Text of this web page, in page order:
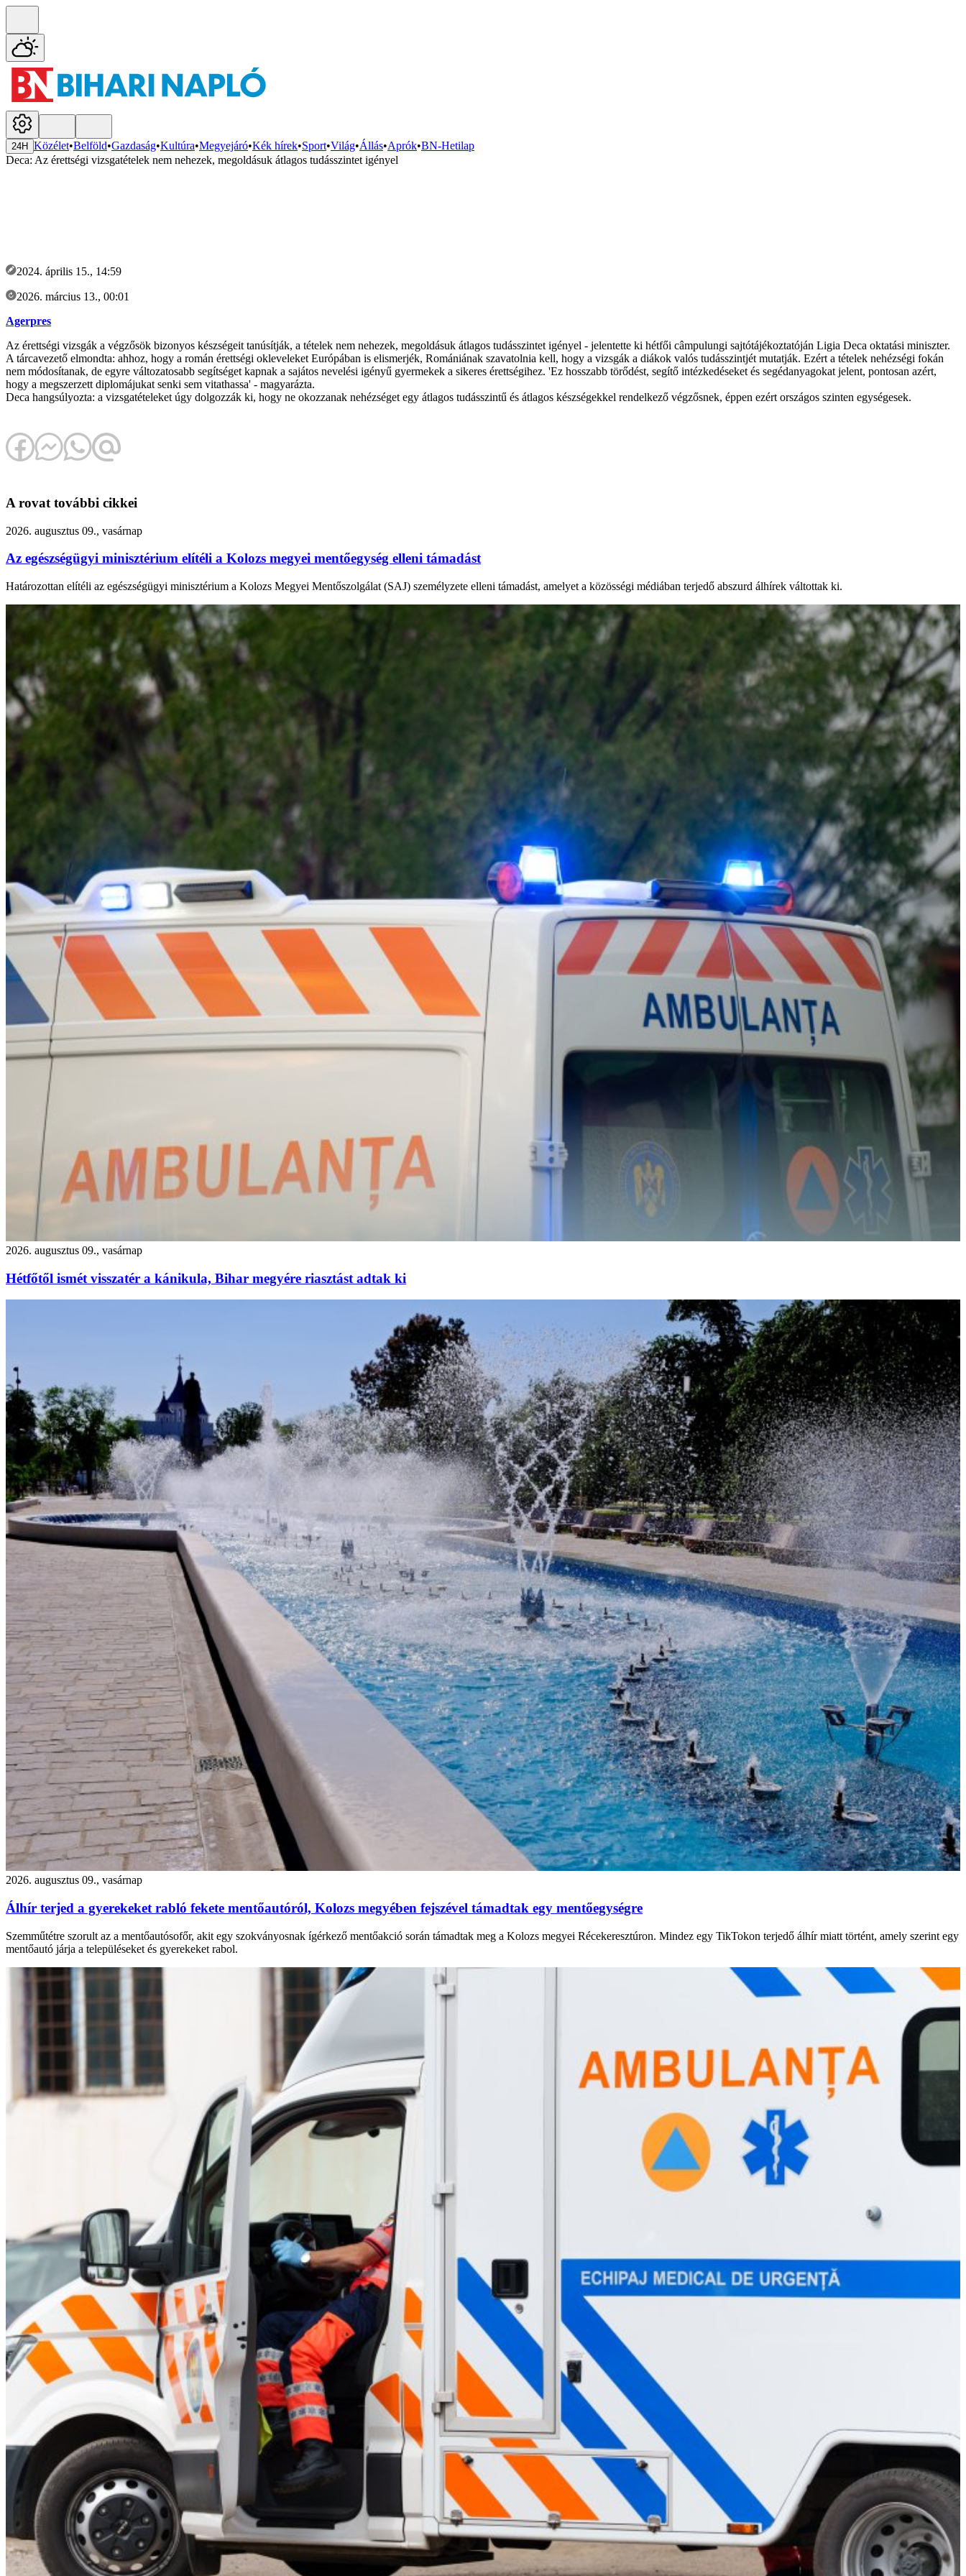
24H Közélet•Belföld•Gazdaság•Kultúra•Megyejáró•Kék hírek•Sport•Világ•Állás•Aprók•BN-Hetilap
Deca: Az érettségi vizsgatételek nem nehezek, megoldásuk átlagos tudásszintet igényel
2024. április 15., 14:59
2026. március 13., 00:01
Agerpres
Az érettségi vizsgák a végzősök bizonyos készségeit tanúsítják, a tételek nem nehezek, megoldásuk átlagos tudásszintet igényel - jelentette ki hétfői câmpulungi sajtótájékoztatóján Ligia Deca oktatási miniszter.
A tárcavezető elmondta: ahhoz, hogy a román érettségi okleveleket Európában is elismerjék, Romániának szavatolnia kell, hogy a vizsgák a diákok valós tudásszintjét mutatják. Ezért a tételek nehézségi fokán
nem módosítanak, de egyre változatosabb segítséget kapnak a sajátos nevelési igényű gyermekek a sikeres érettségihez. 'Ez hosszabb törődést, segítő intézkedéseket és segédanyagokat jelent, pontosan azért,
hogy a megszerzett diplomájukat senki sem vitathassa' - magyarázta.
Deca hangsúlyozta: a vizsgatételeket úgy dolgozzák ki, hogy ne okozzanak nehézséget egy átlagos tudásszintű és átlagos készségekkel rendelkező végzősnek, éppen ezért országos szinten egységesek.
A rovat további cikkei
2026. augusztus 09., vasárnap
Az egészségügyi minisztérium elítéli a Kolozs megyei mentőegység elleni támadást
Határozottan elítéli az egészségügyi minisztérium a Kolozs Megyei Mentőszolgálat (SAJ) személyzete elleni támadást, amelyet a közösségi médiában terjedő abszurd álhírek váltottak ki.
2026. augusztus 09., vasárnap
Hétfőtől ismét visszatér a kánikula, Bihar megyére riasztást adtak ki
2026. augusztus 09., vasárnap
Álhír terjed a gyerekeket rabló fekete mentőautóról, Kolozs megyében fejszével támadtak egy mentőegységre
Szemműtétre szorult az a mentőautósofőr, akit egy szokványosnak ígérkező mentőakció során támadtak meg a Kolozs megyei Récekeresztúron. Mindez egy TikTokon terjedő álhír miatt történt, amely szerint egy
mentőautó járja a településeket és gyerekeket rabol.